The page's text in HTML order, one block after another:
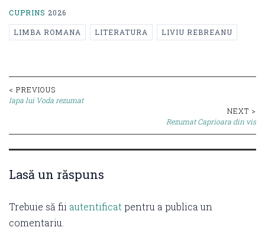
CUPRINS 2026
LIMBA ROMANA LITERATURA LIVIU REBREANU
Post
< PREVIOUS
Iapa lui Voda rezumat
NEXT >
Rezumat Caprioara din vis
Lasă un răspuns
Trebuie să fii autentificatpentru a publica un
comentariu.